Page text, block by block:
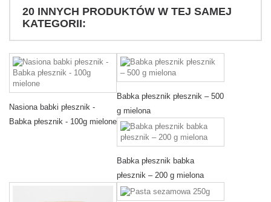
20 INNYCH PRODUKTÓW W TEJ SAMEJ
KATEGORII:
Nasiona babki płesznik -
Babka płesznik - 100g mielone
Babka płesznik płesznik – 500
g mielona
Babka płesznik babka
płesznik – 200 g mielona